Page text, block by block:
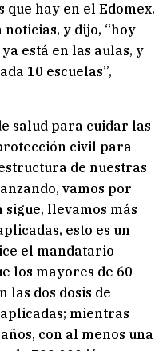
que hay en el Edomex.
y dijo, “hoy
está en las aulas, y
10 escuelas”,
salud para cuidar las
civil para
de nuestras
vamos por
llevamos más
esto es un
el mandatario
los mayores de 60
las dos dosis de
mientras
con al menos una